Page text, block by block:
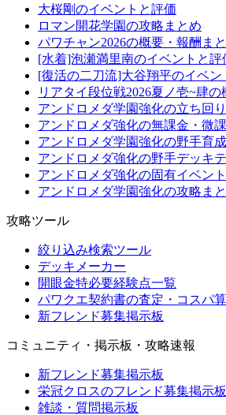
大桜剛のイベントと評価
ロマン開花学園の攻略まとめ
パワチャン2026の概要・報酬ま
[水着]泡瀬満里南のイベントと評
[復活の二刀流]大谷翔平のイベン
リアタイ段位戦2026夏ノ壱~肆
アンドロメダ学園強化の立ち回
アンドロメダ強化の無課金・微
アンドロメダ学園強化の野手育
アンドロメダ強化の野手デッキ
アンドロメダ強化の固有イベン
アンドロメダ学園強化の攻略ま
攻略ツール
絞り込み検索ツール
デッキメーカー
開眼金特必要経験点一覧
パワクエ契約書の査定・コスパ
新フレンド募集掲示板
コミュニティ・掲示板・攻略速報
新フレンド募集掲示板
栄冠クロスのフレンド募集掲示板
雑談・質問掲示板